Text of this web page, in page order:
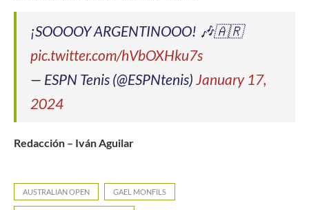
¡SOOOOY ARGENTINOOO! 🎶🇦🇷
pic.twitter.com/hVbOXHku7s
— ESPN Tenis (@ESPNtenis) January 17,
2024
Redacción – Iván Aguilar
AUSTRALIAN OPEN GAEL MONFILS